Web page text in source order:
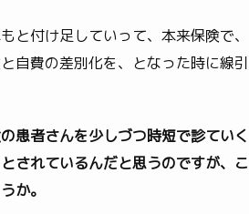
と付け足していって、本来保険で、
自費の差別化を、となった時に線引
患者さんを少しづつ時短で診ていく
されているんだと思うのですが、こ
か。